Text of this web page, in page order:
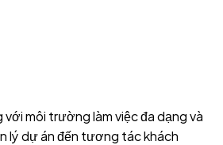
môi trường làm việc đa dạng và
lý dự án đến tương tác khách